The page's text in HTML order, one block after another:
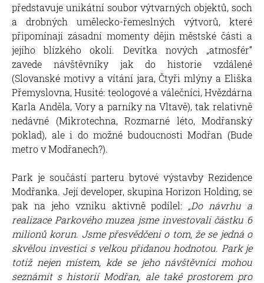
představuje unikátní soubor výtvarných objektů, soch
a drobných umělecko-řemeslných výtvorů, které
připomínají zásadní momenty dějin městské části a
jejího blízkého okolí. Devítka nových „atmosfér“
zavede návštěvníky jak do historie vzdálené
(Slovanské motivy a vítání jara, Čtyři mlýny a Eliška
Přemyslovna, Husité: teologové a válečníci, Hvězdárna
Karla Anděla, Vory a parníky na Vltavě), tak relativně
nedávné (Mikrotechna, Rozmarné léto, Modřanský
poklad), ale i do možné budoucnosti Modřan (Bude
metro v Modřanech?).
Park je součástí parteru bytové výstavby Rezidence
Modřanka. Její developer, skupina Horizon Holding, se
pak na jeho vzniku aktivně podílel: „Do návrhu a
realizace Parkového muzea jsme investovali částku 6
milionů korun. Jsme přesvědčeni o tom, že se jedná o
skvělou investici s velkou přidanou hodnotou. Park je
totiž nejen místem, kde se jeho návštěvníci mohou
seznámit s historií Modřan, ale také prostorem pro